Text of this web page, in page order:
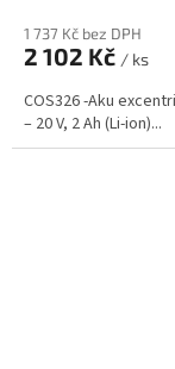
1 737 Kč bez DPH
2 102 Kč / ks
COS326 -Aku
– 20 V, 2 Ah (Li-ion)...